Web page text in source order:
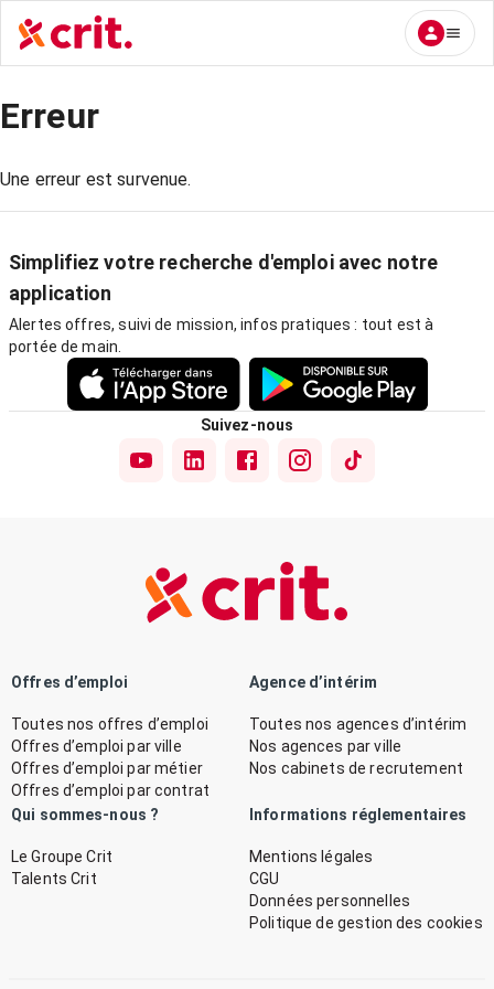
Erreur
Une erreur est survenue.
Simplifiez votre recherche d'emploi avec notre
application
Alertes offres, suivi de mission, infos pratiques : tout est à
portée de main.
Suivez-nous
Offres d’emploi
Toutes nos offres d’emploi
Offres d’emploi par ville
Offres d’emploi par métier
Offres d’emploi par contrat
Agence d’intérim
Toutes nos agences d’intérim
Nos agences par ville
Nos cabinets de recrutement
Qui sommes-nous ?
Le Groupe Crit
Talents Crit
Informations réglementaires
Mentions légales
CGU
Données personnelles
Politique de gestion des cookies